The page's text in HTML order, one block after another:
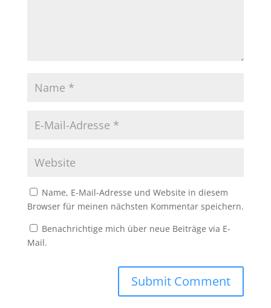
Name, E-Mail-Adresse und Website in diesem
Browser für meinen nächsten Kommentar speichern.
Benachrichtige mich über neue Beiträge via E-
Mail.